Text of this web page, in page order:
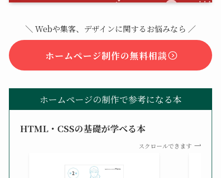
＼ Webや集客、デザインに関するお悩みなら ／
ホームページ制作の無料相談
ホームページの制作で参考になる本
HTML・CSSの基礎が学べる本
スクロールできます